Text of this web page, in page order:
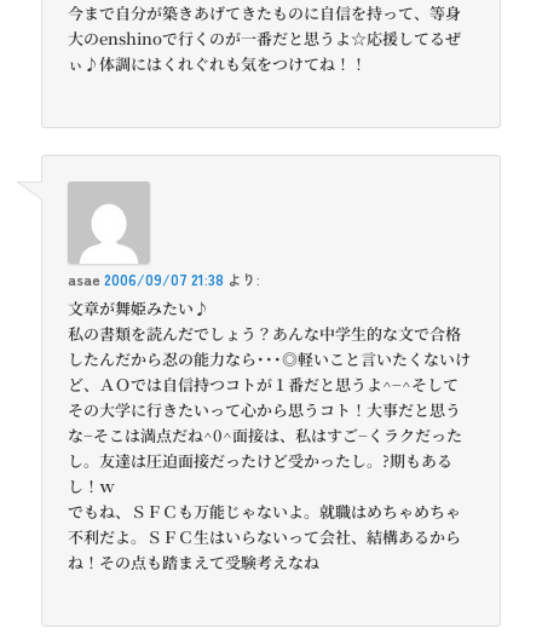
今まで自分が築きあげてきたものに自信を持って、等身
大のenshinoで行くのが一番だと思うよ☆応援してるぜ
ぃ♪体調にはくれぐれも気をつけてね！！
asae2006/09/07 21:38 より:
文章が舞姫みたい♪
私の書類を読んだでしょう？あんな中学生的な文で合格
したんだから忍の能力なら･･･◎軽いこと言いたくないけ
ど、ＡＯでは自信持つコトが１番だと思うよ^−^そして
その大学に行きたいって心から思うコト！大事だと思う
な−そこは満点だね^0^面接は、私はすご−くラクだった
し。友達は圧迫面接だったけど受かったし。?期もある
し！ｗ
でもね、ＳＦＣも万能じゃないよ。就職はめちゃめちゃ
不利だよ。ＳＦＣ生はいらないって会社、結構あるから
ね！その点も踏まえて受験考えなね